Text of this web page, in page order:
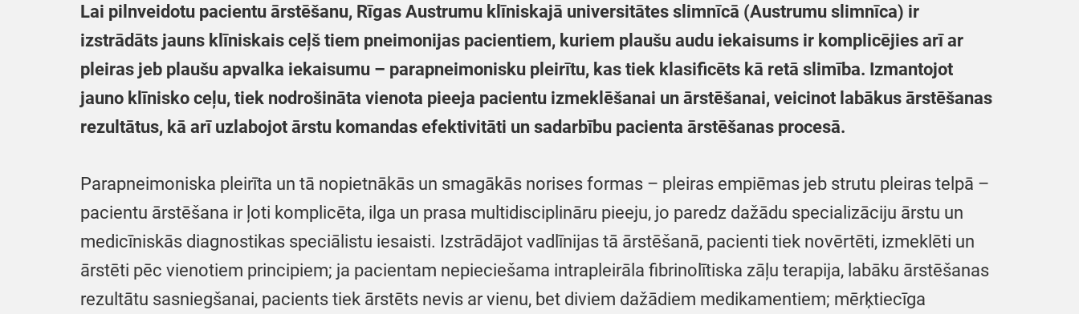
Lai pilnveidotu pacientu ārstēšanu, Rīgas Austrumu klīniskajā universitātes slimnīcā (Austrumu slimnīca) ir
izstrādāts jauns klīniskais ceļš tiem pneimonijas pacientiem, kuriem plaušu audu iekaisums ir komplicējies arī ar
pleiras jeb plaušu apvalka iekaisumu – parapneimonisku pleirītu, kas tiek klasificēts kā retā slimība. Izmantojot
jauno klīnisko ceļu, tiek nodrošināta vienota pieeja pacientu izmeklēšanai un ārstēšanai, veicinot labākus ārstēšanas
rezultātus, kā arī uzlabojot ārstu komandas efektivitāti un sadarbību pacienta ārstēšanas procesā.
Parapneimoniska pleirīta un tā nopietnākās un smagākās norises formas – pleiras empiēmas jeb strutu pleiras telpā –
pacientu ārstēšana ir ļoti komplicēta, ilga un prasa multidisciplināru pieeju, jo paredz dažādu specializāciju ārstu un
medicīniskās diagnostikas speciālistu iesaisti. Izstrādājot vadlīnijas tā ārstēšanā, pacienti tiek novērtēti, izmeklēti un
ārstēti pēc vienotiem principiem; ja pacientam nepieciešama intrapleirāla fibrinolītiska zāļu terapija, labāku ārstēšanas
rezultātu sasniegšanai, pacients tiek ārstēts nevis ar vienu, bet diviem dažādiem medikamentiem; mērķtiecīga